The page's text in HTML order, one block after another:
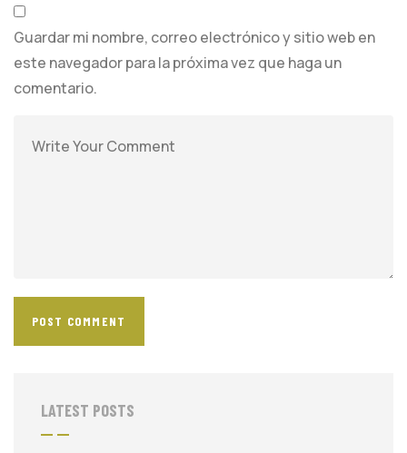
Guardar mi nombre, correo electrónico y sitio web en
este navegador para la próxima vez que haga un
comentario.
LATEST POSTS